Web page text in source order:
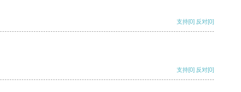
支持[0] 反对[0]
支持[0] 反对[0]